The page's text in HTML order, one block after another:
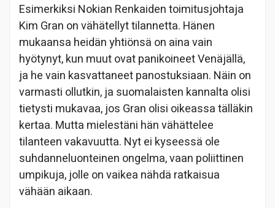
Esimerkiksi Nokian Renkaiden toimitusjohtaja
Kim Gran on vähätellyt tilannetta. Hänen
mukaansa heidän yhtiönsä on aina vain
hyötynyt, kun muut ovat panikoineet Venäjällä,
ja he vain kasvattaneet panostuksiaan. Näin on
varmasti ollutkin, ja suomalaisten kannalta olisi
tietysti mukavaa, jos Gran olisi oikeassa tälläkin
kertaa. Mutta mielestäni hän vähättelee
tilanteen vakavuutta. Nyt ei kyseessä ole
suhdanneluonteinen ongelma, vaan poliittinen
umpikuja, jolle on vaikea nähdä ratkaisua
vähään aikaan.